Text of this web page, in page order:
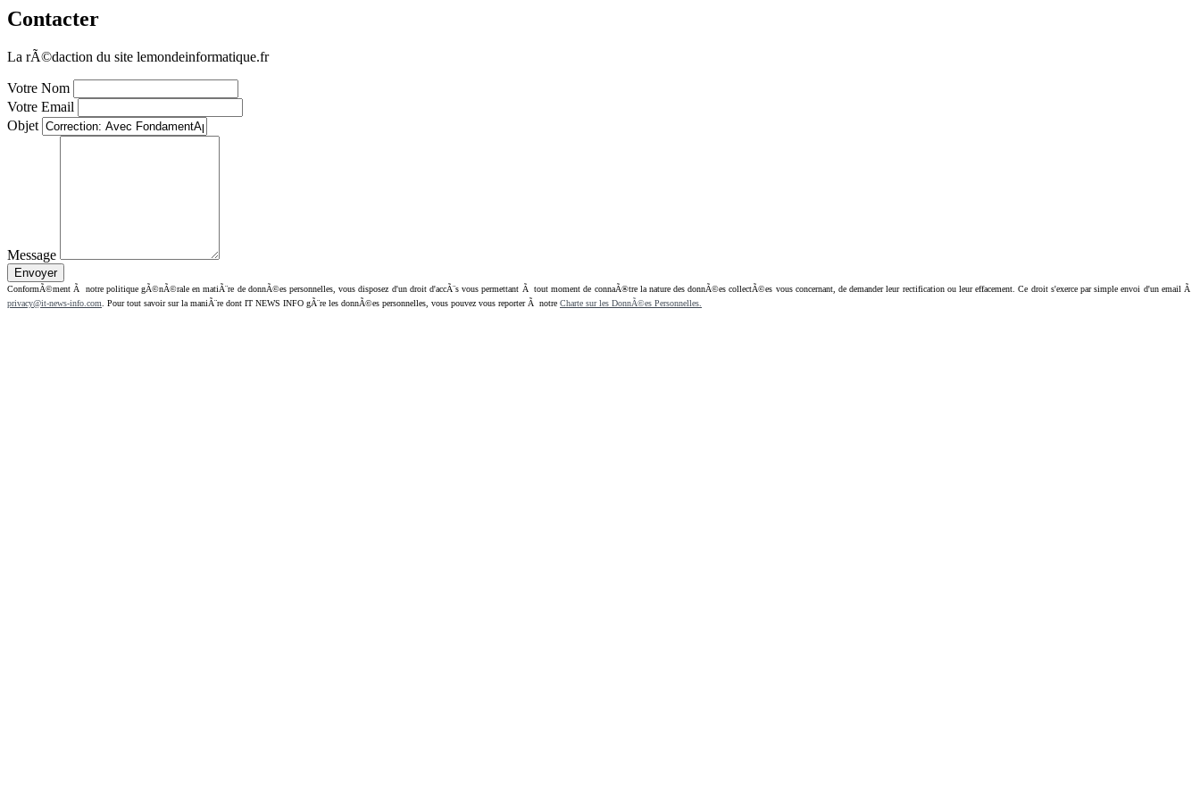
Contacter
La rÃ©daction du site lemondeinformatique.fr
Votre Nom
Votre Email
Objet
Message
ConformÃ©ment Ã notre politique gÃ©nÃ©rale en matiÃ¨re de donnÃ©es personnelles, vous disposez d'un droit d'accÃ¨s vous permettant Ã tout moment de connaÃ®tre la nature des donnÃ©es collectÃ©es vous concernant, de demander leur rectification ou leur effacement. Ce droit s'exerce par simple envoi d'un email Ã
privacy@it-news-info.com . Pour tout savoir sur la maniÃ¨re dont IT NEWS INFO gÃ¨re les donnÃ©es personnelles, vous pouvez vous reporter Ã notre Charte sur les DonnÃ©es Personnelles.